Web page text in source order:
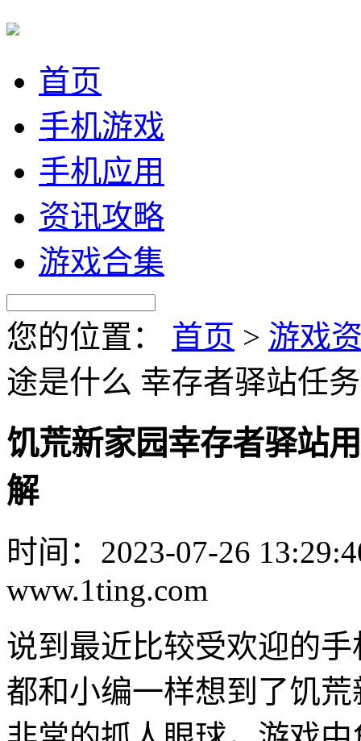
首页
手机游戏
手机应用
资讯攻略
游戏合集
您的位置： 首页 > 游戏
途是什么 幸存者驿站任
饥荒新家园幸存者驿站
解
时间：2023-07-26
www.1ting.com
说到最近比较受欢迎的
都和小编一样想到了饥